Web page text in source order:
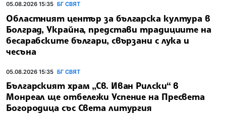
05.08.2026 15:35 БГ СВЯТ
Областният център за българска култура в
Болград, Украйна, представи традициите на
бесарабските българи, свързани с лука и
чесъна
05.08.2026 15:35 БГ СВЯТ
Българският храм „Св. Иван Рилски“ в
Монреал ще отбележи Успение на Пресвета
Богородица със Света литургия